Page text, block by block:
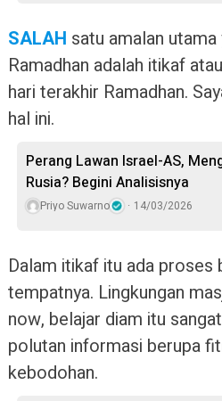
SALAH satu amalan
Ramadhan adalah itikaf
hari terakhir Ramadhan.
hal ini.
Perang Lawan Israel-AS,
Rusia? Begini Analisisnya
Priyo Suwarno 14/03/2026
Dalam itikaf itu ada proses
tempatnya. Lingkungan
now, belajar diam itu
polutan informasi berupa
kebodohan.